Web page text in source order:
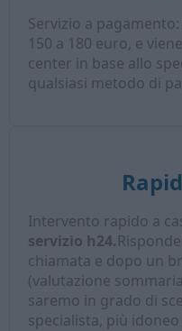
Servizio a
150 a 180 euro, e
center in base allo
qualsiasi metodo di
Intervento rapido a
servizio h24.
chiamata e dopo un
(valutazione
saremo in grado di
specialista, più